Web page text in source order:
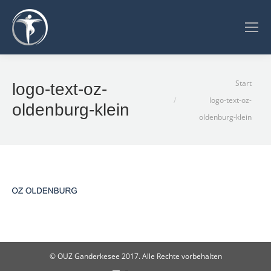
logo-text-oz-
oldenburg-klein
Sie befinden sich hier:
Start
logo-text-oz-
oldenburg-klein
© OUZ Ganderkesee 2017. Alle Rechte vorbehalten